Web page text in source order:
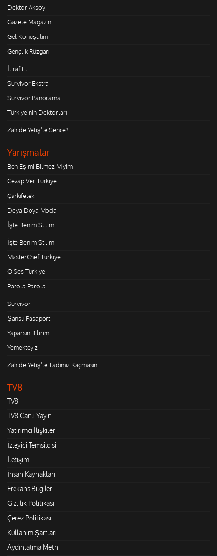
Doktor Aksoy
Gazete Magazin
Gel Konuşalım
Gençlik Rüzgarı
İtiraf Et
Survivor Ekstra
Survivor Panorama
Türkiye'nin Doktorları
Zahide Yetiş'le Sence?
Yarışmalar
Ben Eşimi Bilmez Miyim
Cevap Ver Türkiye
Çarkıfelek
Doya Doya Moda
İşte Benim Stilim
İşte Benim Stilim
MasterChef Türkiye
O Ses Türkiye
Parola Parola
Survivor
Şanslı Pasaport
Yaparsın Bilirim
Yemekteyiz
Zahide Yetiş'le Tadımız Kaçmasın
TV8
TV8
TV8 Canlı Yayın
Yatırımcı İlişkileri
İzleyici Temsilcisi
İletişim
İnsan Kaynakları
Frekans Bilgileri
Gizlilik Politikası
Çerez Politikası
Kullanım Şartları
Aydınlatma Metni